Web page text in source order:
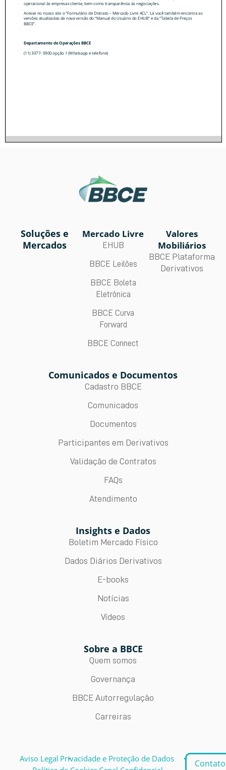
Soluções e
Mercados
Mercado Livre
EHUB
BBCE Leilões
BBCE Boleta
Eletrônica
BBCE Curva
Forward
BBCE Connect
Valores
Mobiliários
BBCE Plataforma
Derivativos
Comunicados e Documentos
Cadastro BBCE
Comunicados
Documentos
Participantes em Derivativos
Validação de Contratos
FAQs
Atendimento
Insights e Dados
Boletim Mercado Físico
Dados Diários Derivativos
E-books
Notícias
Vídeos
Sobre a BBCE
Quem somos
Governança
BBCE Autorregulação
Carreiras
Aviso Legal Privacidade e Proteção de Dados
Contato